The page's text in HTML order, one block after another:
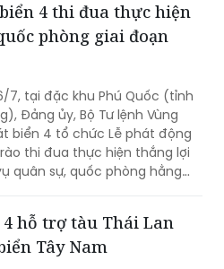
các gia đình chính sách,
công với cách mạng trên địa
4 thi đua thực hiện
phòng giai đoạn
7, tại đặc khu Phú Quốc (tỉnh
Đảng ủy, Bộ Tư lệnh Vùng
biển 4 tổ chức Lễ phát động
thi đua thực hiện thắng lợi
quân sự, quốc phòng hằng
ủy, Chủ tịch Hội đồng Thi đua
Bộ Tư lệnh Vùng Cảnh
hỗ trợ tàu Thái Lan
Tây Nam